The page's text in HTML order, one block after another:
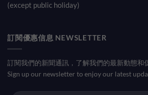
(except public holiday)
訂閱優惠信息 NEWSLETTER
訂閱我們的新聞通訊，了解我們的最新動態和
Sign up our newsletter to enjoy our latest